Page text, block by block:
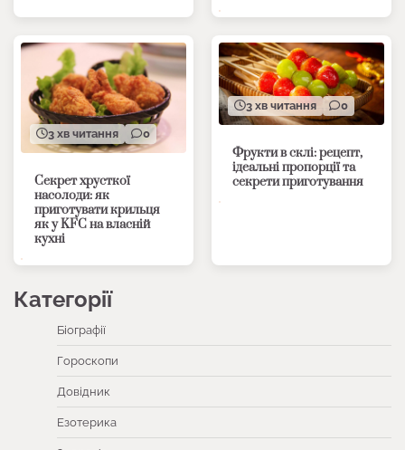
3 хв читання 0
Секрет хрусткої
насолоди: як
приготувати крильця
як у KFC на власній
кухні
3 хв читання 0
Фрукти в склі: рецепт,
ідеальні пропорції та
секрети приготування
Категорії
Біографії
Гороскопи
Довідник
Езотерика